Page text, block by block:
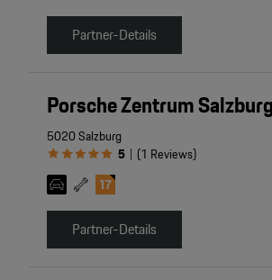
Partner-Details
Porsche Zentrum Salzburg
5020 Salzburg
5 | (1 Reviews)
Partner-Details